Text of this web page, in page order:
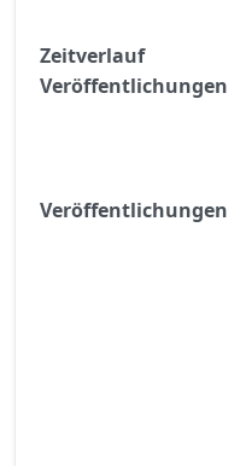
Zeitverlauf
Veröffentlichungen
Veröffentlichungen